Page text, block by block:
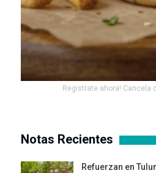
Registrate ahora! Cancela
Notas Recientes
Refuerzan en